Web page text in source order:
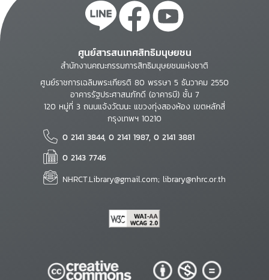
ศูนย์สารสนเทศสิทธิมนุษยชน
สำนักงานคณะกรรมการสิทธิมนุษยชนแห่งชาติ
ศูนย์ราชการเฉลิมพระเกียรติ 80 พรรษา 5 ธันวาคม 2550
อาคารรัฐประศาสนภักดี (อาคารบี) ชั้น 7
120 หมู่ที่ 3 ถนนแจ้งวัฒนะ แขวงทุ่งสองห้อง เขตหลักสี่
กรุงเทพฯ 10210
0 2141 3844, 0 2141 1987, 0 2141 3881
0 2143 7746
NHRCT.Library@gmail.com; library@nhrc.or.th